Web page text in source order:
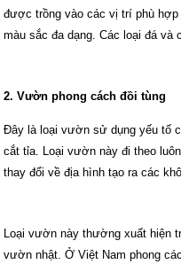
được trồng vào các vị trí phù
màu sắc đa dạng. Các loại đá
2. Vườn phong cách đồi tùng
Đây là loại vườn sử dụng yếu tố
cắt tỉa. Loại vườn này đi theo
thay đổi về địa hình tạo ra các
Loại vườn này thường xuất hiện
vườn nhật. Ở Việt Nam phong